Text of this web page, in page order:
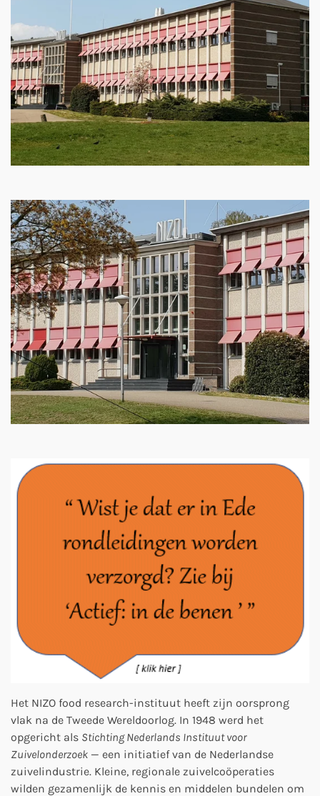
Het NIZO food research-instituut heeft zijn oorsprong
vlak na de Tweede Wereldoorlog. In 1948 werd het
opgericht als Stichting Nederlands Instituut voor
Zuivelonderzoek — een initiatief van de Nederlandse
zuivelindustrie. Kleine, regionale zuivelcoöperaties
wilden gezamenlijk de kennis en middelen bundelen om